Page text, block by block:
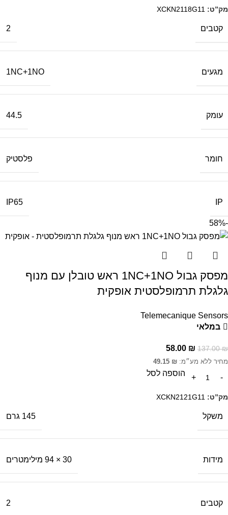
מק”ט: XCKN2118G11
קטבים 2
מגעים 1NC+1NO
עומק 44.5
חומר פלסטיק
IP
IP65
-58%
מפסק גבול 1NC+1NO ראש טובלן עם מנוף
גלגלת תרמופלסטית אופקית
Telemecanique Sensors
במלאי
137.00₪
58.00 ₪
מחיר ללא מע״מ: 49.15 ₪
הוספה לסל
מק”ט: XCKN2121G11
משקל 145 גרם
מידות 30 × 94 מילימטרים
קטבים 2